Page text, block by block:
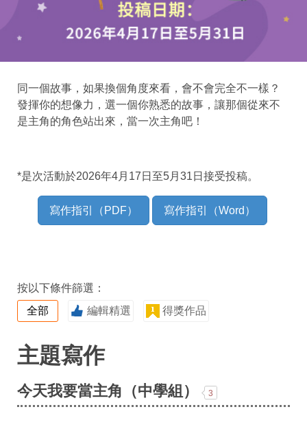
同一個故事，如果換個角度來看，會不會完全不一樣？
發揮你的想像力，選一個你熟悉的故事，讓那個從來不
是主角的角色站出來，當一次主角吧！
*是次活動於2026年4月17日至5月31日接受投稿。
寫作指引（PDF） 寫作指引（Word）
按以下條件篩選：
全部
編輯精選 得獎作品
主題寫作
今天我要當主角（中學組） 3